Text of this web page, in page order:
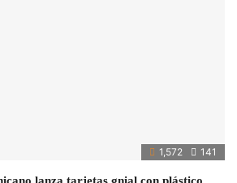
1,572 141
lanza tarjetas gnial con plástico